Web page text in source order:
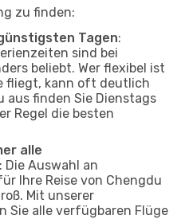
zu finden:
Tagen:
sind bei
beliebt. Wer flexibel ist
fliegt, kann oft deutlich
aus finden Sie Dienstags
Regel die besten
alle
: Die Auswahl an
Ihre Reise von Chengdu
Mit unserer
Sie alle verfügbaren Flüge